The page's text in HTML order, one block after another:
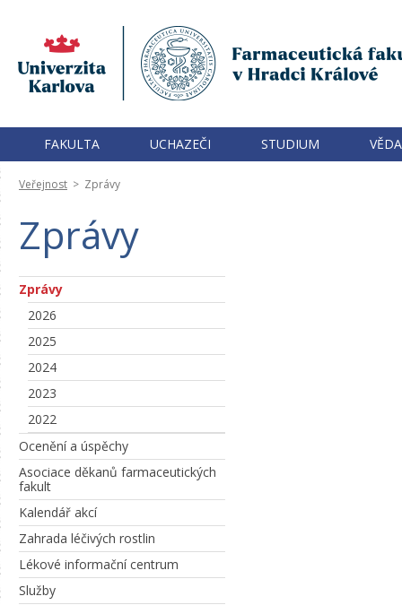
FAKULTA UCHAZEČI STUDIUM
Veřejnost > Zprávy
Zprávy
Zprávy
2026
2025
2024
2023
2022
Ocenění a úspěchy
Asociace děkanů farmaceutických
fakult
Kalendář akcí
Zahrada léčivých rostlin
Lékové informační centrum
Služby